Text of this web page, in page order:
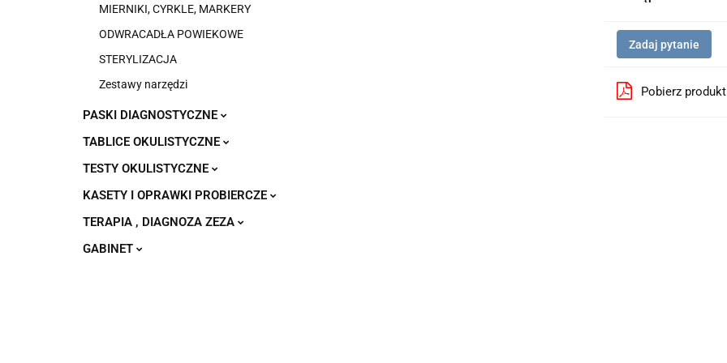
MIERNIKI, CYRKLE, MARKERY
ODWRACADŁA POWIEKOWE
STERYLIZACJA
Zestawy narzędzi
PASKI DIAGNOSTYCZNE
TABLICE OKULISTYCZNE
TESTY OKULISTYCZNE
KASETY I OPRAWKI PROBIERCZE
TERAPIA , DIAGNOZA ZEZA
GABINET
Zadaj pytanie
Pobierz